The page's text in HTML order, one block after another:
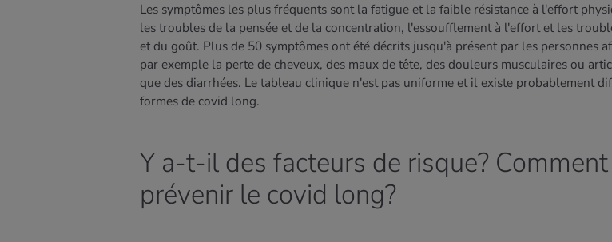
Les symptômes les plus fréquents sont la fatigue et la faible résistance à l'effort
les troubles de la pensée et de la concentration, l'essoufflement à l'effort et les
et du goût. Plus de 50 symptômes ont été décrits jusqu'à présent par les personnes
par exemple la perte de cheveux, des maux de tête, des douleurs musculaires ou
que des diarrhées. Le tableau clinique n'est pas uniforme et il existe probablement
formes de covid long.
Y a-t-il des facteurs de risque? Comment
prévenir le covid long?